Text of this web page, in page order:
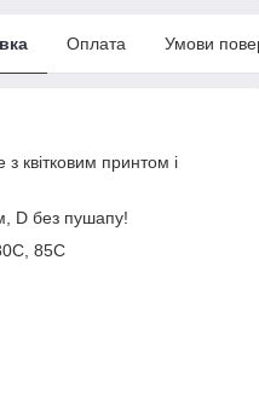
Оплата Умови
квітковим принтом і
D без пушапу!
85C